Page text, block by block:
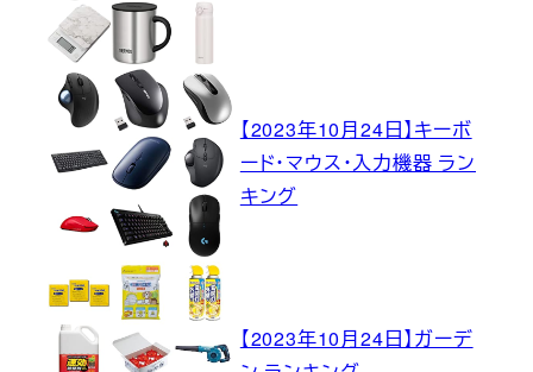
【2023年10月24日】キーボ
ード・マウス・入力機器 ラン
キング
【2023年10月24日】ガーデ